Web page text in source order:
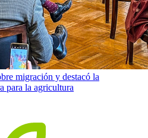
migración y destacó la
para la agricultura